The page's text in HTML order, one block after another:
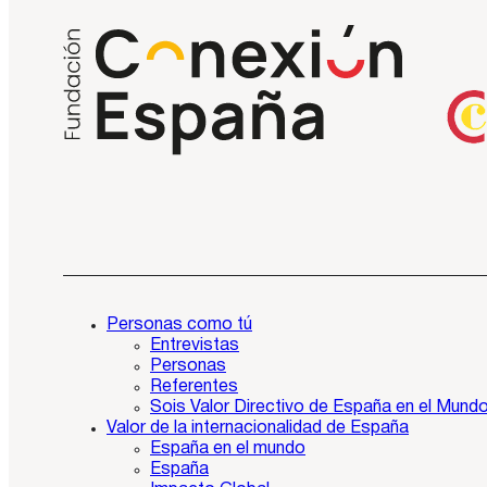
Personas como tú
Entrevistas
Personas
Referentes
Sois Valor Directivo de España en el
Valor de la internacionalidad de España
España en el mundo
España